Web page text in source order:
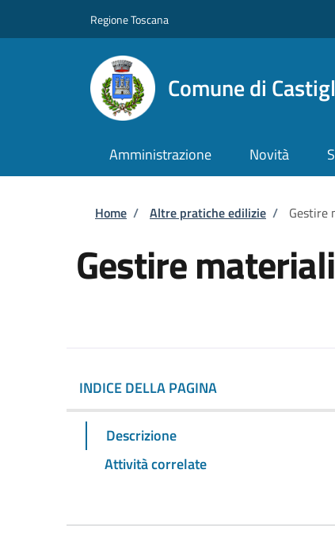
Regione Toscana
Comune di
Amministrazione Novità
Briciole di pane
Home / Altre pratiche edilizie / Gestire
Gestire
INDICE DELLA PAGINA
Descrizione
Attività correlate